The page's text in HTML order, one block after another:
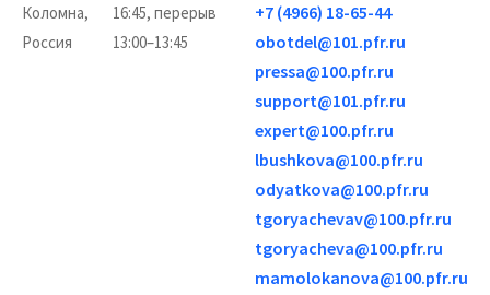
Коломна,
Россия
16:45, перерыв
13:00–13:45
+7 (4966) 18-65-44
obotdel@101.pfr.ru
pressa@100.pfr.ru
support@101.pfr.ru
expert@100.pfr.ru
lbushkova@100.pfr.ru
odyatkova@100.pfr.ru
tgoryachevav@100.pfr.ru
tgoryacheva@100.pfr.ru
mamolokanova@100.pfr.ru